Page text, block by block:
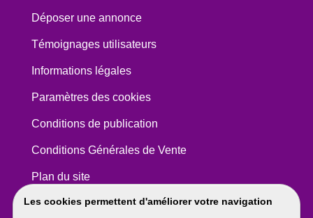
Les cookies permettent d'améliorer votre navigation
Déposer une annonce
Témoignages utilisateurs
Informations légales
Paramètres des cookies
Conditions de publication
Conditions Générales de Vente
Plan du site